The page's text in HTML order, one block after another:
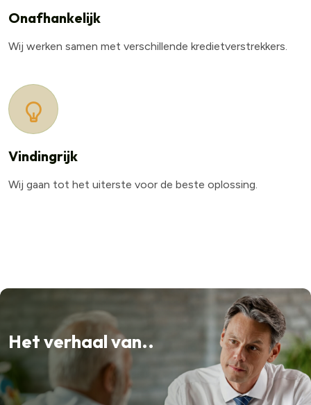
Onafhankelijk
Wij werken samen met verschillende kredietverstrekkers.
Vindingrijk
Wij gaan tot het uiterste voor de beste oplossing.
Het verhaal van..